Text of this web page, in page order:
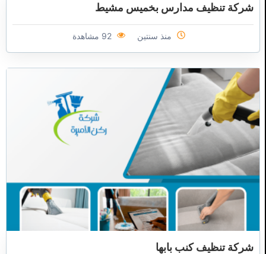
شركة تنظيف مدارس بخميس مشيط
منذ سنتين 92 مشاهدة
شركة تنظيف كنب بابها